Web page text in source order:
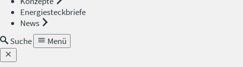
Energiesteckbriefe
News
Suche
Menü